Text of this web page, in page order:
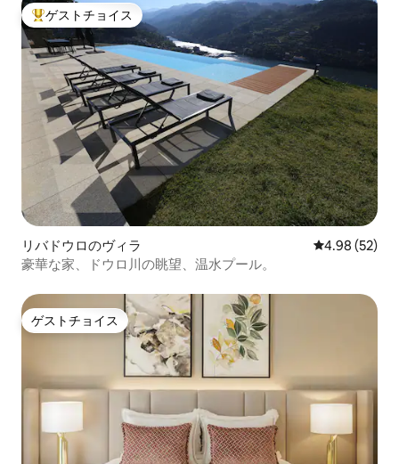
大好評のゲストチョイスです。
ゲストチョイス
リバドウロのヴィラ レビュー52
4.98 (52)
豪華な家、ドウロ川の眺望、温水プール。
ゲストチョイス
ゲストチョイス